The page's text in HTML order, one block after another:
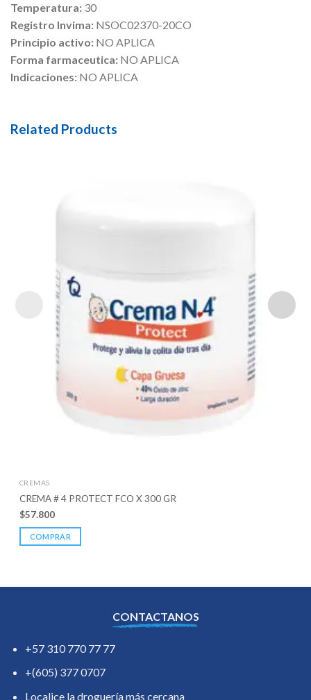
Temperatura: 30
Registro Invima: NSOC02370-20CO
Principio activo: NO APLICA
Forma farmaceutica: NO APLICA
Indicaciones: NO APLICA
Related Products
CREMAS
CREMA # 4 PROTECT FCO X 300 GR
$57.800
COMPRAR
CONTACTANOS
+57 310 770 77 77
+(605) 377 0707
Localice la droguería más cercana